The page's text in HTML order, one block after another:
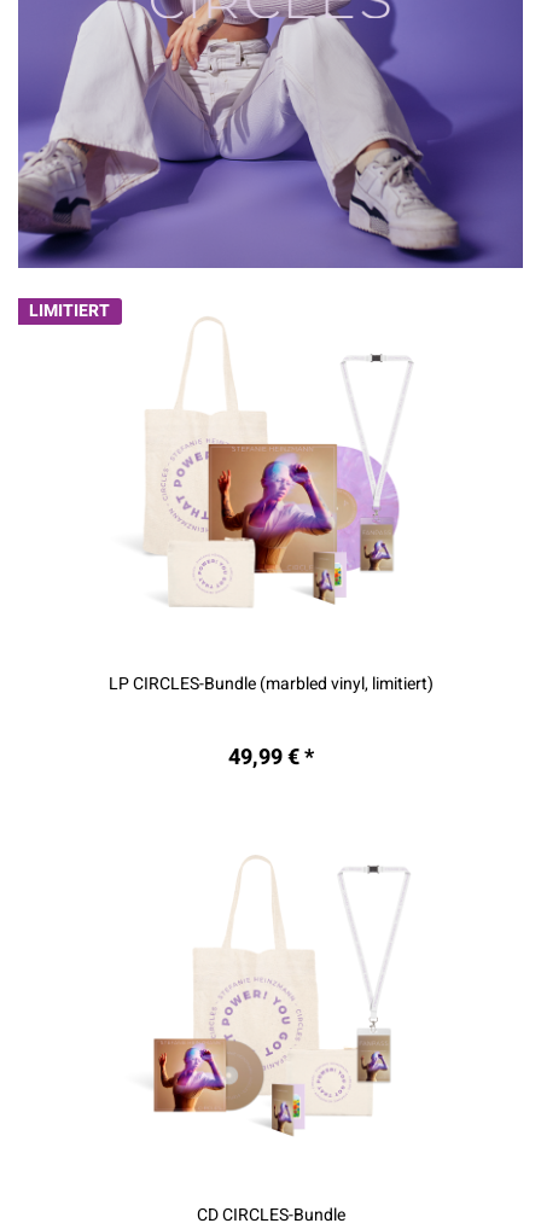
LIMITIERT
LP CIRCLES-Bundle (marbled vinyl, limitiert)
49,99 € *
CD CIRCLES-Bundle